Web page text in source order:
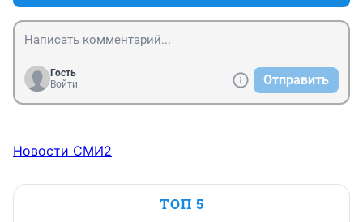
Гость
Войти
Отправить
Новости СМИ2
ТОП 5